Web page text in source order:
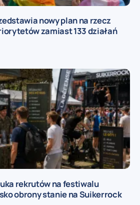
nowy plan na rzecz
zamiast 133 działań
rekrutów na festiwalu
obrony stanie na Suikerrock